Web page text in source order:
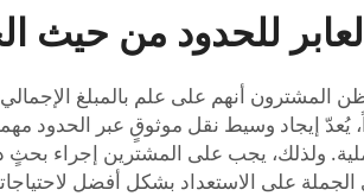
للحدود من حيث
المشترون أنهم على علم بالمبلغ
يُعدّ إيجاد وسيط نقل موثوقٍ عبر الحدود
على الاستعداد بشكل أفضل